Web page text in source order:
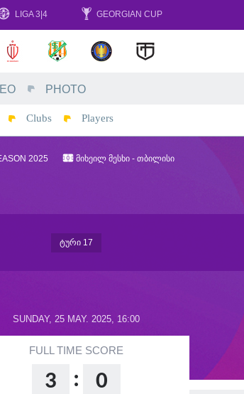
LIGA 3|4 GEORGIAN CUP
PHOTO
Clubs Players
2025 ᲛᲘᲮᲔᲘᲚ ᲛᲔᲡᲮᲘ - ᲗᲑᲘᲚᲘᲡᲘ
ᲢᲣᲠᲘ 17
SUNDAY, 25 MAY. 2025, 16:00
FULL TIME SCORE
3 : 0